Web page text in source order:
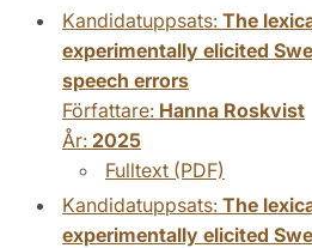
Kandidatuppsats: The
experimentally elicited
speech errors
Författare: Hanna Roskvist
År: 2025
Fulltext (PDF)
Kandidatuppsats: The
experimentally elicited